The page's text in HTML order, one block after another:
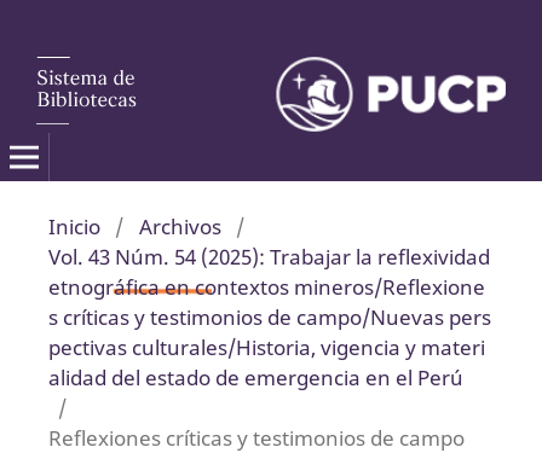
Inicio / Archivos /
Vol. 43 Núm. 54 (2025): Trabajar la reflexividad
etnográfica en contextos mineros/Reflexione
s críticas y testimonios de campo/Nuevas pers
pectivas culturales/Historia, vigencia y materi
alidad del estado de emergencia en el Perú
/
Reflexiones críticas y testimonios de campo